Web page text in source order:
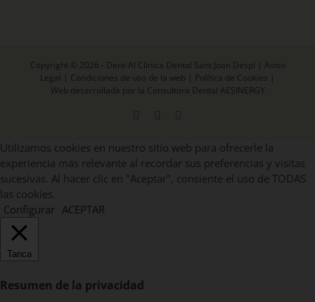
Copyright © 2026 - Dent-Al Clínica Dental Sant Joan Despí | Aviso
Legal
Condiciones de uso de la web Política de Cookies
Web desarrollada por la Consultora Dental AESINERGY
Utilizamos cookies en nuestro sitio web para ofrecerle la
experiencia más relevante al recordar sus preferencias y visitas
sucesivas. Al hacer clic en "Aceptar", consiente el uso de TODAS
las cookies.
Configurar ACEPTAR
Tanca
Resumen de la privacidad